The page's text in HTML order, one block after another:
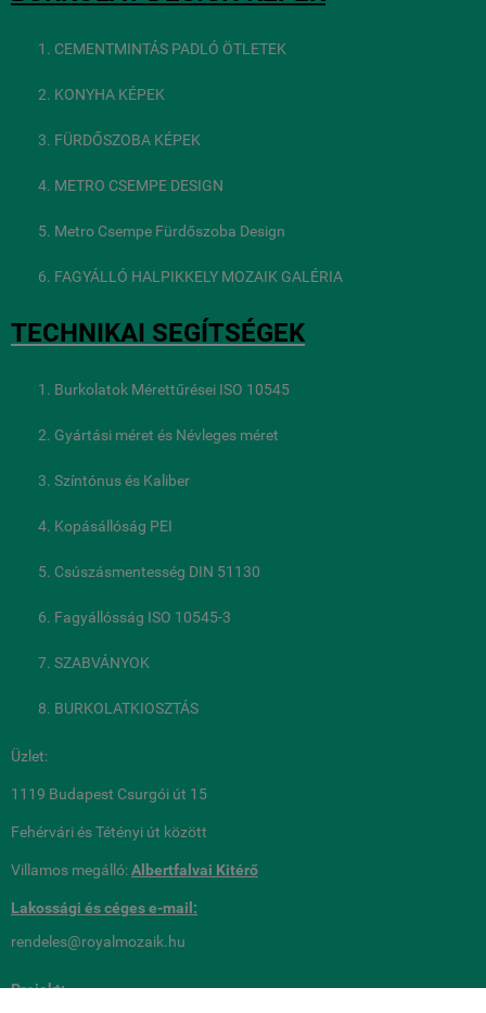
CEMENTMINTÁS PADLÓ ÖTLETEK
KONYHA KÉPEK
FÜRDŐSZOBA KÉPEK
METRO CSEMPE DESIGN
Metro Csempe Fürdőszoba Design
FAGYÁLLÓ HALPIKKELY MOZAIK GALÉRIA
TECHNIKAI SEGÍTSÉGEK
Burkolatok Mérettűrései ISO 10545
Gyártási méret és Névleges méret
Színtónus és Kaliber
Kopásállóság PEI
Csúszásmentesség DIN 51130
Fagyállósság ISO 10545-3
SZABVÁNYOK
BURKOLATKIOSZTÁS
Üzlet:
1119 Budapest Csurgói út 15
Fehérvári és Tétényi út között
Villamos megálló:Albertfalvai Kitérő
Lakossági és cégese-mail:
rendeles@royalmozaik.hu
Projekt: